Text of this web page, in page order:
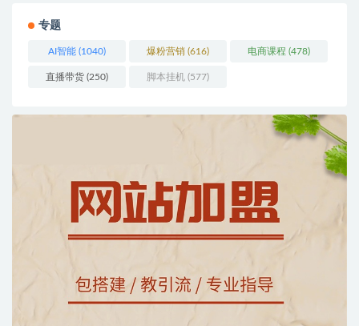
专题
AI智能 (1040) 爆粉营销 (616) 电商课程 (478)
直播带货 (250) 脚本挂机 (577)